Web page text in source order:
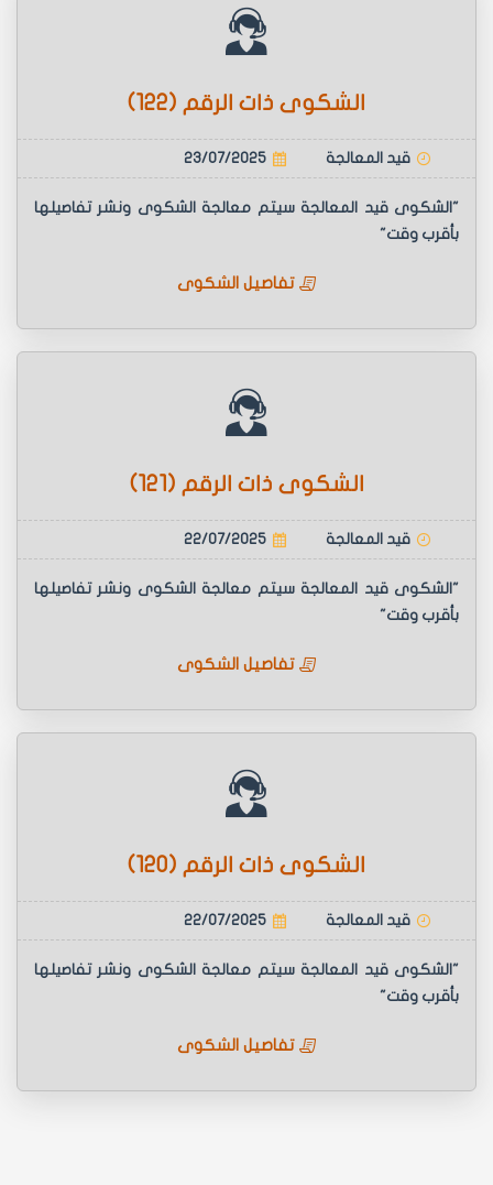
الشكوى ذات الرقم (122)
قيد المعالجة 23/07/2025
"الشكوى قيد المعالجة سيتم معالجة الشكوى ونشر تفاصيلها
بأقرب وقت"
تفاصيل الشكوى
الشكوى ذات الرقم (121)
قيد المعالجة 22/07/2025
"الشكوى قيد المعالجة سيتم معالجة الشكوى ونشر تفاصيلها
بأقرب وقت"
تفاصيل الشكوى
الشكوى ذات الرقم (120)
قيد المعالجة 22/07/2025
"الشكوى قيد المعالجة سيتم معالجة الشكوى ونشر تفاصيلها
بأقرب وقت"
تفاصيل الشكوى